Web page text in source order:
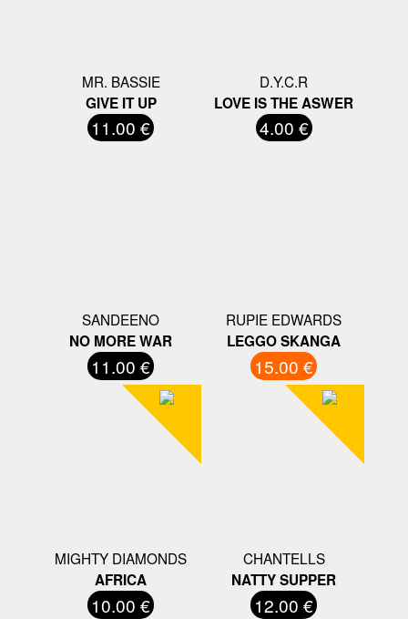
MR. BASSIE
GIVE IT UP
11.00 €
D.Y.C.R
LOVE IS THE ASWER
4.00 €
SANDEENO
NO MORE WAR
11.00 €
RUPIE EDWARDS
LEGGO SKANGA
15.00 €
MIGHTY DIAMONDS
AFRICA
10.00 €
CHANTELLS
NATTY SUPPER
12.00 €